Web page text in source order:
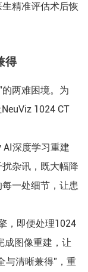
精准评估术后恢
得
两难困境。为
1024 CT
深度学习重建
杂讯，既大幅降
一处细节，让患
，即便处理1024
成图像重建，让
与清晰兼得”，重